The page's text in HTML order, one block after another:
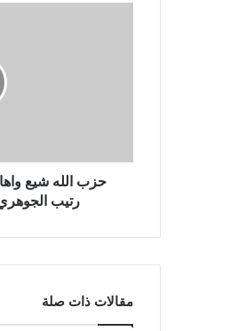
حزب الله شيع
رتيب
مقالات ذات صلة